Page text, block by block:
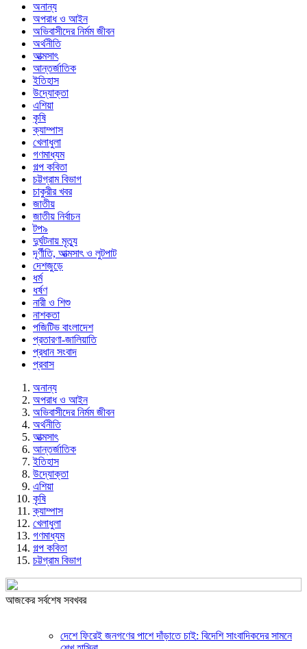
অনান্য
অপরাধ ও আইন
অভিবাসীদের নির্মম জীবন
অর্থনীতি
আত্মসাৎ
আন্তর্জাতিক
ইতিহাস
উদ্যোক্তা
এশিয়া
কৃষি
ক্যাম্পাস
খেলাধুলা
গণমাধ্যম
গল্প ক‌বিতা
চট্টগ্রাম বিভাগ
চাকুরীর খবর
জাতীয়
জাতীয় নির্বাচন
টপ৯
দুর্ঘটনায় মৃত্যু
দূর্ণীতি, আত্মসাৎ ও লুটপাট
দেশজুড়ে
ধর্ম
ধর্ষণ
নারী ও শিশু
নাশকতা
পজিটিভ বাংলাদেশ
প্রতারণা-জালিয়াতি
প্রধান সংবাদ
প্রবাস
অনান্য
অপরাধ ও আইন
অভিবাসীদের নির্মম জীবন
অর্থনীতি
আত্মসাৎ
আন্তর্জাতিক
ইতিহাস
উদ্যোক্তা
এশিয়া
কৃষি
ক্যাম্পাস
খেলাধুলা
গণমাধ্যম
গল্প ক‌বিতা
চট্টগ্রাম বিভাগ
আজকের সর্বশেষ সবখবর
দেশে ফিরেই জনগণের পাশে দাঁড়াতে চাই: বিদেশি সাংবাদিকদের সামনে